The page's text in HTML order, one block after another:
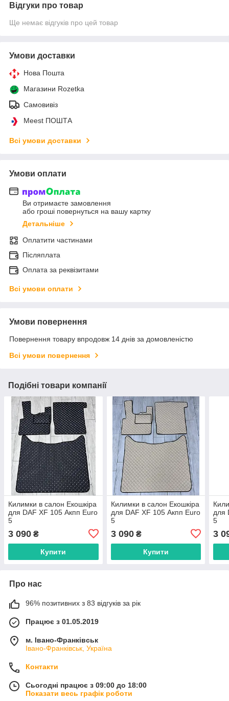
Відгуки про товар
Ще немає відгуків про цей товар
Умови доставки
Нова Пошта
Магазини Rozetka
Самовивіз
Meest ПОШТА
Всі умови доставки
Умови оплати
Ви отримаєте замовлення
або гроші повернуться на вашу картку
Детальніше
Оплатити частинами
Післяплата
Оплата за реквізитами
Всі умови оплати
Умови повернення
Повернення товару впродовж 14 днів за домовленістю
Всі умови повернення
Подібні товари компанії
Килимки в салон Екошкіра
для DAF XF 105 Акпп Euro
5
3 090 ₴
Купити
Килимки в салон Екошкіра
для DAF XF 105 Акпп Euro
5
3 090₴
Купити
для
5
3
Про нас
96% позитивних з 83 відгуків за рік
Працює з 01.05.2019
м. Івано-Франківськ
Івано-Франківськ, Україна
Контакти
Сьогодні працює з 09:00 до 18:00
Показати весь графік роботи